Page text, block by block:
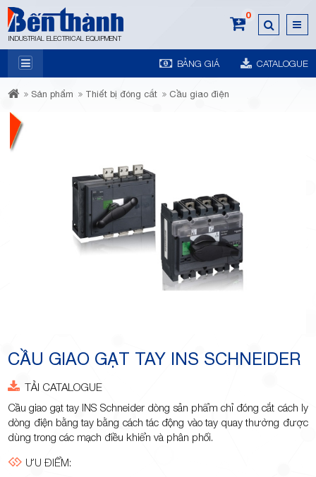
INDUSTRIAL ELECTRICAL EQUIPMENT
0
BẢNG GIÁ CATALOGUE
7A
Trương
Minh
Giảng,
Sản phẩm Thiết bị đóng cắt Cầu giao điện
CẦU GIAO GẠT TAY INS SCHNEIDER
TẢI CATALOGUE
Cầu giao gạt tay INS Schneider dòng sản phẩm chỉ đóng cắt cách ly
dòng điện bằng tay bằng cách tác động vào tay quay thường được
dùng trong các mạch điều khiển và phân phối.
ƯU ĐIỂM: